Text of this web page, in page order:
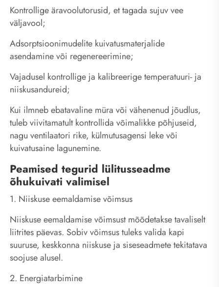
Kontrollige äravoolutorusid, et tagada sujuv vee
väljavool;
Adsorptsioonimudelite kuivatusmaterjalide
asendamine või regenereerimine;
Vajadusel kontrollige ja kalibreerige temperatuuri- ja
niiskusandureid;
Kui ilmneb ebatavaline müra või vähenenud jõudlus,
tuleb viivitamatult kontrollida võimalikke põhjuseid,
nagu ventilaatori rike, külmutusagensi leke või
kuivatusaine lagunemine.
Peamised tegurid lülitusseadme
õhukuivati ​​valimisel
1. Niiskuse eemaldamise võimsus
Niiskuse eemaldamise võimsust mõõdetakse tavaliselt
liitrites päevas. Sobiv võimsus tuleks valida kapi
suuruse, keskkonna niiskuse ja siseseadmete tekitatava
soojuse alusel.
2. Energiatarbimine